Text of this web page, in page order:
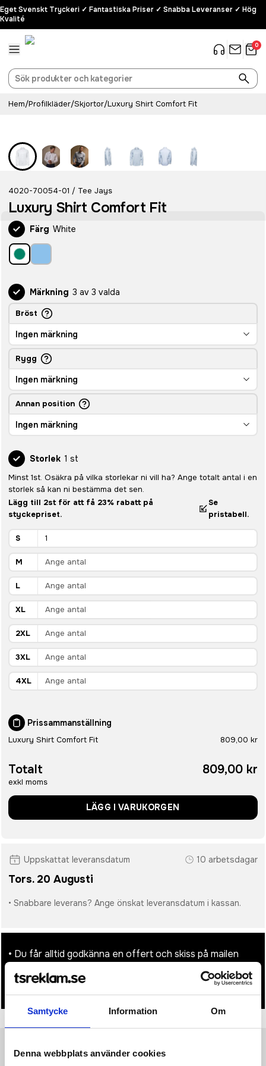
Samtycke Information Om
Denna webbplats använder cookies
Eget Svenskt Tryckeri ✓ Fantastiska Priser ✓ Snabba Leveranser ✓ Hög
Kvalité
0
Hem/Profilkläder/Skjortor/Luxury Shirt Comfort Fit
4020-70054-01 / Tee Jays
Luxury Shirt Comfort Fit
Färg White
Märkning 3 av 3 valda
Bröst
Ingen märkning
Rygg
Ingen märkning
Annan position
Ingen märkning
Storlek 1 st
Minst 1st. Osäkra på vilka storlekar ni vill ha? Ange totalt antal i en
storlek så kan ni bestämma det sen.
Lägg till 2st för att få 23% rabatt på
styckepriset.
Se
pristabell.
S
M
L
XL
2XL
3XL
4XL
Prissammanställning
Luxury Shirt Comfort Fit 809,00 kr
Totalt
exkl moms
809,00 kr
LÄGG I VARUKORGEN
Uppskattat leveransdatum 10 arbetsdagar
Tors. 20 Augusti
• Snabbare leverans? Ange önskat leveransdatum i kassan.
• Du får alltid godkänna en offert och skiss på mailen
• Tryckfil/er logo laddas upp i kassan.
ProduktinformationSpecifikationerPristabell